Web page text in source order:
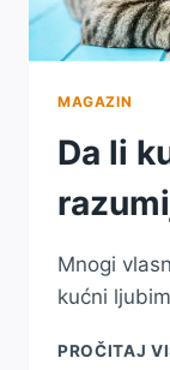
MAGAZIN
Da li
Mnogi
kućni
PROČITAJ